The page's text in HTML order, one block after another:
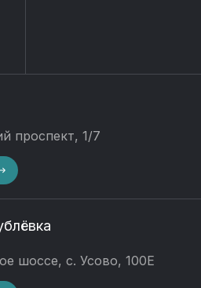
проспект, 1/7
шоссе, с. Усово, 100Е